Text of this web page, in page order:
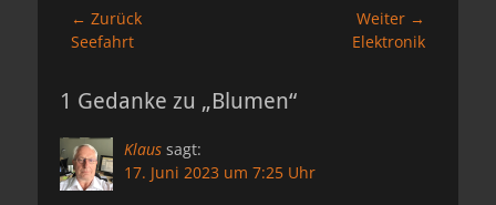
Beitragsnavigation
← Zurück
Vorheriger
Seefahrt
Weiter →
Elektronik
1 Gedanke zu „Blumen“
Klaus sagt:
17. Juni 2023 um 7:25 Uhr